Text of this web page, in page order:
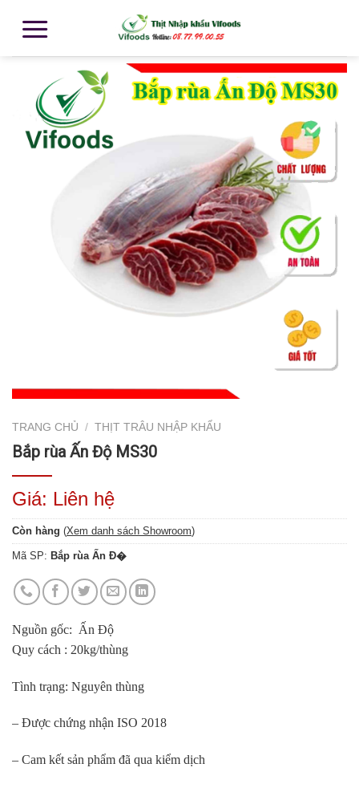
TRANG CHỦ / THỊT TRÂU NHẬP KHẨU
Bắp rùa Ấn Độ MS30
Giá: Liên hệ
Còn hàng (Xem danh sách Showroom)
Mã SP: Bắp rùa Ấn Đ�
Nguồn gốc: Ấn Độ
Quy cách : 20kg/thùng
Tình trạng: Nguyên thùng
– Được chứng nhận ISO 2018
– Cam kết sản phẩm đã qua kiểm dịch